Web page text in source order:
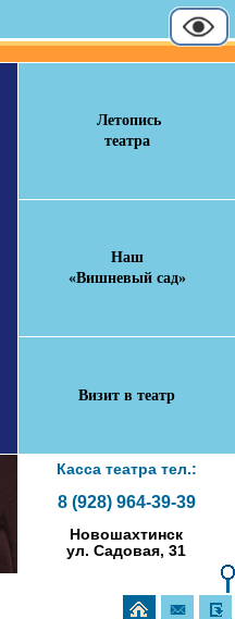
Летопись
театра
Наш
«Вишневый сад»
Визит в театр
Касса театра тел.:
8 (928) 964-39-39
Новошахтинск
ул. Садовая, 31